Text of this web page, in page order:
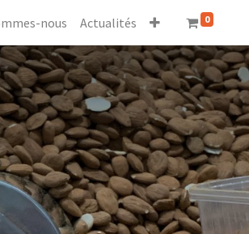
nous Actualités 0